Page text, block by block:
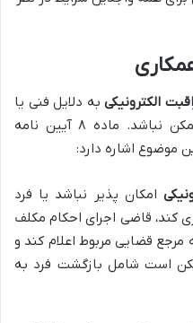
الکترونیکیبه دلایل فنی یا
عدم همکاری فرد تحت مراقبت ممکن نباشد. ماده ۸ آیین نامه
موضوع اشاره دارد:
امکان پذیر نباشد یا فرد
کند، قاضی اجرای احکام مکلف
قضایی مربوط اعلام کند و
است شامل بازگشت فرد به